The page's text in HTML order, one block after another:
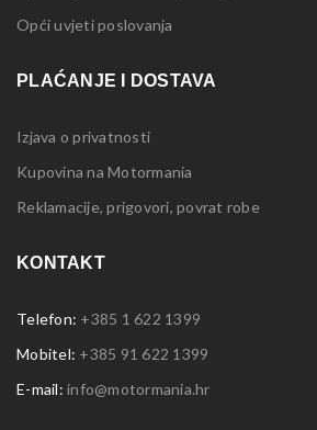
Opći uvjeti poslovanja
PLAĆANJE I DOSTAVA
Izjava o privatnosti
Kupovina na Motormania
Reklamacije, prigovori, povrat robe
KONTAKT
Telefon: +385 1 622 1399
Mobitel: +385 91 622 1399
E-mail: info@motormania.hr